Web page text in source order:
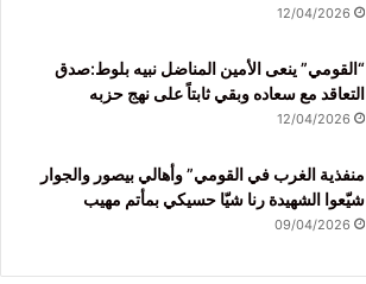
12/04/2026
“القومي” ينعى الأمين المناضل نبيه بلوط:صدق
التعاقد مع سعاده وبقي ثابتاً على نهج حزبه
12/04/2026
منفذية الغرب في القومي” وأهالي بيصور والجوار
شيّعوا الشهيدة رنا شيّا حسيكي بمأتم مهيب
09/04/2026